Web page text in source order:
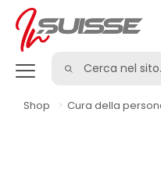
Shop > Cura della